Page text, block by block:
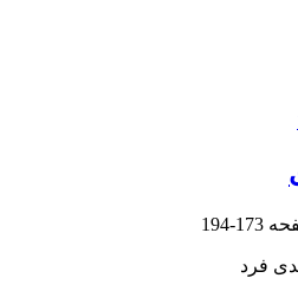
173-194
فرد